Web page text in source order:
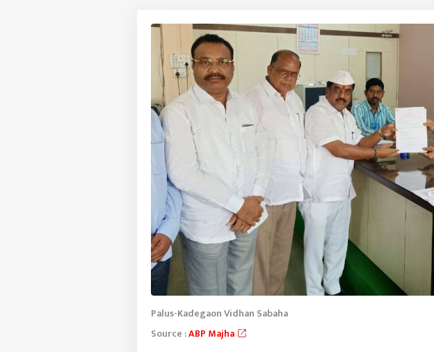
Palus-Kadegaon Vidhan Sabaha
Source :ABP Majha